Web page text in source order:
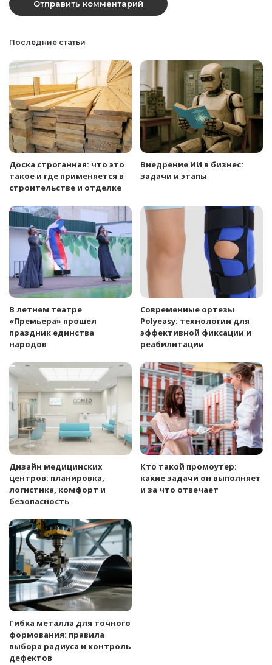
Последние статьи
Доска строганная: что это
такое и где применяется в
строительстве и отделке
Внедрение ИИ в бизнес:
задачи и этапы
В летнем театре
«Премьера» прошел
праздник единства
народов
Современные ортезы
Polyeasy: технологии для
эффективной фиксации и
реабилитации
Дизайн медицинских
центров: планировка,
логистика, комфорт и
безопасность
Кто такой промоутер:
какие задачи он выполняет
и за что отвечает
Гибка металла для точного
формования: правила
выбора радиуса и контроль
дефектов